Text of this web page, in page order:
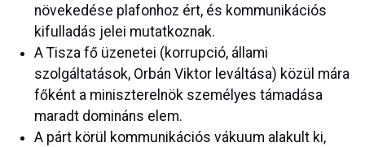
növekedése plafonhoz ért, és kommunikációs
kifulladás jelei mutatkoznak.
A Tisza fő üzenetei (korrupció, állami
szolgáltatások, Orbán Viktor leváltása) közül mára
főként a miniszterelnök személyes támadása
maradt domináns elem.
A párt körül kommunikációs vákuum alakult ki,